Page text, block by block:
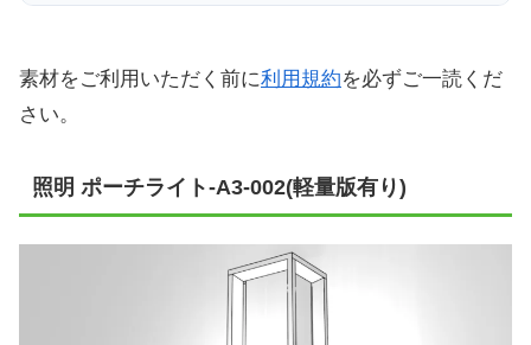
素材をご利用いただく前に利用規約を必ずご一読くだ
さい。
照明 ポーチライト-A3-002(軽量版有り)